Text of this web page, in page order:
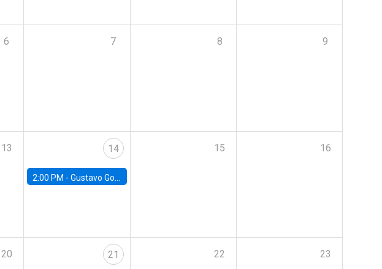
6 7 8 9
13 14
2:00 PM - Gustavo González - Banco Central de Chile
15 16
20 21 22 23